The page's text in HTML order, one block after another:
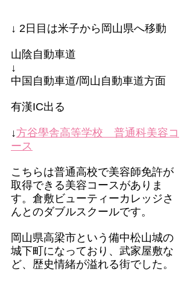
↓ 2日目は米子から岡山県へ移動
山陰自動車道
↓
中国自動車道/岡山自動車道方面
有漢IC出る
↓方谷學舎高等学校　普通科美容コ
ース
こちらは普通高校で美容師免許が
取得できる美容コースがありま
す。倉敷ビューティーカレッジさ
んとのダブルスクールです。
岡山県高梁市という備中松山城の
城下町になっており、武家屋敷な
ど、歴史情緒が溢れる街でした。